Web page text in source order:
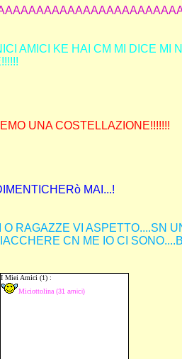
AMICI KE HAI CM MI DICE MI
UNA COSTELLAZIONE!!!!!!!
MAI...!
RAGAZZE VI ASPETTO....SN
CN ME IO CI